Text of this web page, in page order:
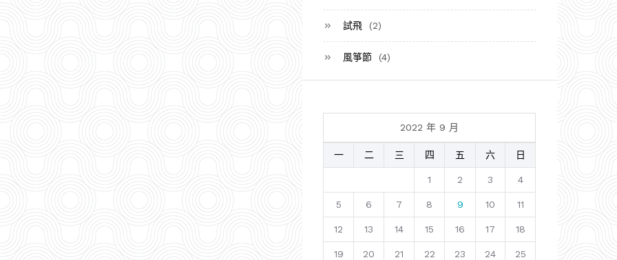
試飛 (2)
風箏節 (4)
2022 年 9 月
一 二 三 四 五 六 日
1 2 3 4
5 6 7 8 9 10 11
12 13 14 15 16 17 18
19 20 21 22 23 24 25